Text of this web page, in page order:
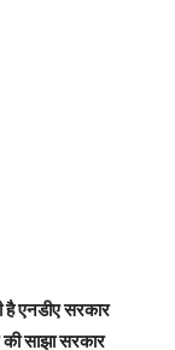
एनडीए सरकार
साझा सरकार